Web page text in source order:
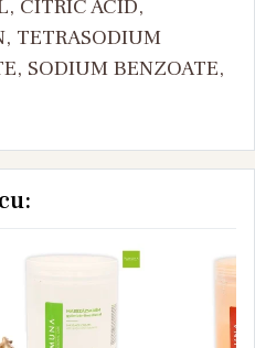
CITRIC ACID,
TETRASODIUM
SODIUM BENZOATE,